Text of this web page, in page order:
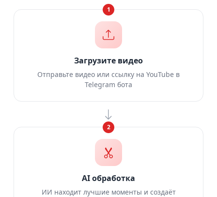
1
Загрузите видео
Отправьте видео или ссылку на YouTube в
Telegram бота
2
AI обработка
ИИ находит лучшие моменты и создаёт